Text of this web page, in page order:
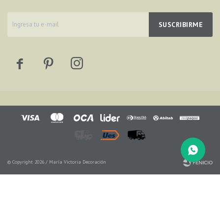
SUSCRIBIRME
  
© Copyright 2026 / María Victoria Decoración